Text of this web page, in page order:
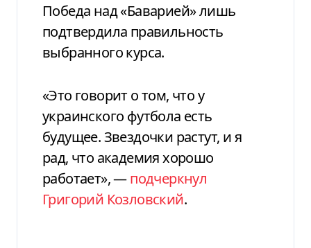
Победа над «Баварией» лишь
подтвердила правильность
выбранного курса.
«Это говорит о том, что у
украинского футбола есть
будущее. Звездочки растут, и я
рад, что академия хорошо
работает», —подчеркнул
Григорий Козловский.